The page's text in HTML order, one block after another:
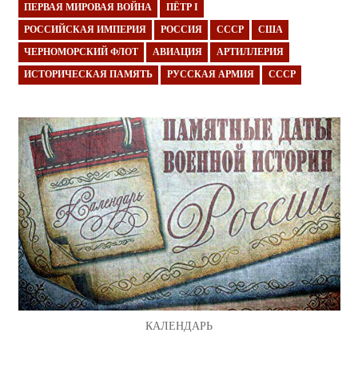
ПЕРВАЯ МИРОВАЯ ВОЙНА ПЁТР I
РОССИЙСКАЯ ИМПЕРИЯ РОССИЯ СССР США
ЧЕРНОМОРСКИЙ ФЛОТ АВИАЦИЯ АРТИЛЛЕРИЯ
ИСТОРИЧЕСКАЯ ПАМЯТЬ РУССКАЯ АРМИЯ СССР
КАЛЕНДАРЬ